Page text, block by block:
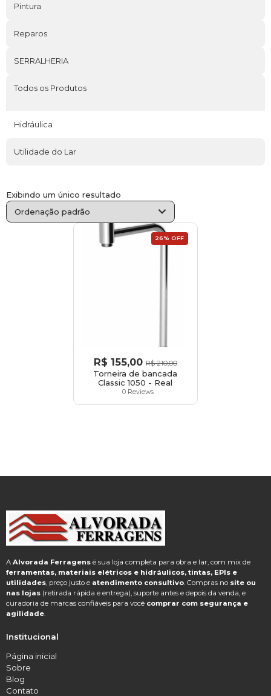
Pintura
Reparos
SERRALHERIA
Todos os Produtos
Hidráulica
Utilidade do Lar
Exibindo um único resultado
26% OFF
R$ 155,00 R$210,00
Torneira de bancada
Classic 1050 - Real
0 Reviews
A Alvorada Ferragensé sua loja completa para obra e lar, com mix de
ferramentas, materiais elétricos e hidráulicos, tintas, EPIs e
utilidades, preço justo e atendimento consultivo. Compras no site ou
nas lojas(retirada rápida e entrega), suporte antes e depois da venda, e
curadoria de marcas confiáveis para você comprar com segurança e
agilidade.
Institucional
Página inicial
Sobre
Blog
Contato